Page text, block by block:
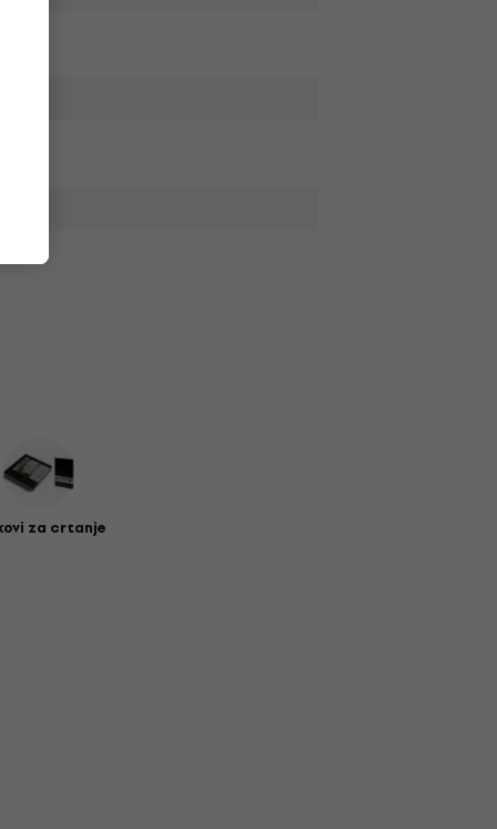
za crtanje